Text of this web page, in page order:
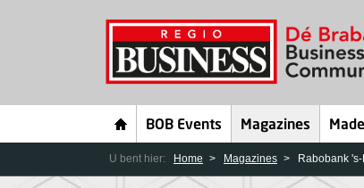
BOB Events Magazines
U bent hier: Home Magazines Rabobank